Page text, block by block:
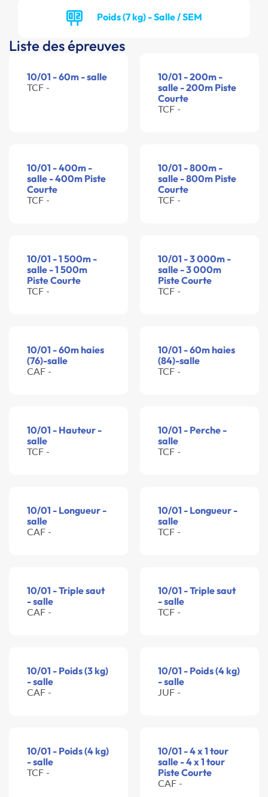
Poids (7 kg) - Salle / SEM
Liste des épreuves
10/01 - 60m - salle
TCF -
10/01 - 200m -
salle - 200m Piste
Courte
TCF -
10/01 - 400m -
salle - 400m Piste
Courte
TCF -
10/01 - 800m -
salle - 800m Piste
Courte
TCF -
10/01 - 1 500m -
salle - 1 500m
Piste Courte
TCF -
10/01 - 3 000m -
salle - 3 000m
Piste Courte
TCF -
10/01 - 60m haies
(76)-salle
CAF -
10/01 - 60m haies
(84)-salle
TCF -
10/01 - Hauteur -
salle
TCF -
10/01 - Perche -
salle
TCF -
10/01 - Longueur -
salle
CAF -
10/01 - Longueur -
salle
TCF -
10/01 - Triple saut
- salle
CAF -
10/01 - Triple saut
- salle
TCF -
10/01 - Poids (3 kg)
- salle
CAF -
10/01 - Poids (4 kg)
- salle
JUF -
10/01 - Poids (4 kg)
- salle
TCF -
10/01 - 4 x 1 tour
salle - 4 x 1 tour
Piste Courte
CAF -